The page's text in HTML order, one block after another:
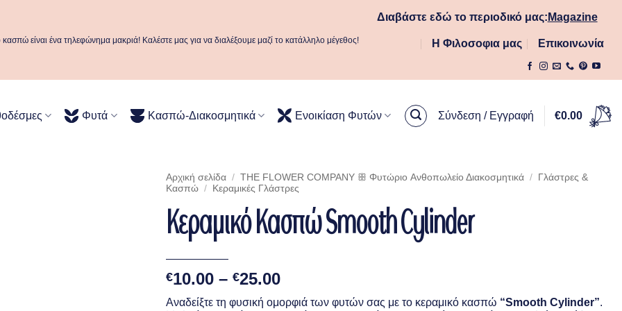
κασπώ είναι ένα τηλεφώνημα μακριά! Καλέστε μας για να διαλέξουμε μαζί το κατάλληλο μέγεθος!
Διαβάστε εδώ το περιοδικό μας: Magazine
Η Φιλοσοφια μας Επικοινωνία
Φυτά Κασπώ-Διακοσμητικά Ενοικίαση Φυτών Σύνδεση / Εγγραφή €0.00
Αρχική σελίδα / THE FLOWER COMPANY ꕥ Φυτώριο Aνθοπωλείο Διακοσμητικά /
Γλάστρες &
Κασπώ / Κεραμικές Γλάστρες
Κεραμικό Κασπώ Smooth Cylinder
€10.00 – €25.00Price
range:
Αναδείξτε τη φυσική ομορφιά των φυτών σας με το κεραμικό κασπώ “Smooth Cylinder”.